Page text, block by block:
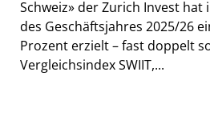
Schweiz» der Zurich Invest
des Geschäftsjahres 2025/26
Prozent erzielt – fast doppelt
Vergleichsindex SWIIT,...